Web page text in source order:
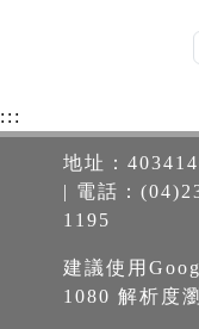
:::
地址：
| 電話：
1195
建議使用
1080 解析度